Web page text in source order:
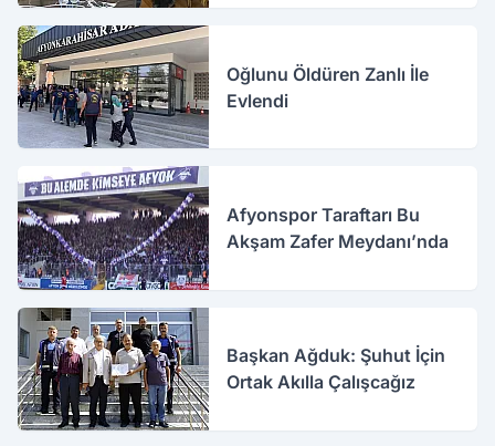
Oğlunu Öldüren Zanlı İle
Evlendi
Afyonspor Taraftarı Bu
Akşam Zafer Meydanı’nda
Başkan Ağduk: Şuhut İçin
Ortak Akılla Çalışcağız